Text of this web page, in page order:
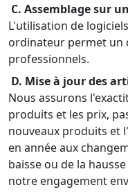
C. Assemblage sur
L'utilisation de
ordinateur permet un
professionnels.
D. Mise à jour des
Nous assurons
produits et les prix,
nouveaux produits et
en année aux
baisse ou de la
notre engagement